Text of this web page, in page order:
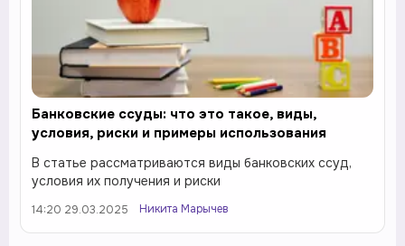
Банковские ссуды: что это такое, виды,
условия, риски и примеры использования
В статье рассматриваются виды банковских ссуд,
условия их получения и риски
14:20 29.03.2025 Никита Марычев